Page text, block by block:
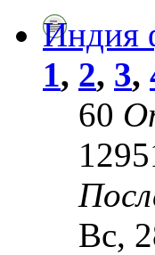
Индия
1, 2, 3,
60
Вс,